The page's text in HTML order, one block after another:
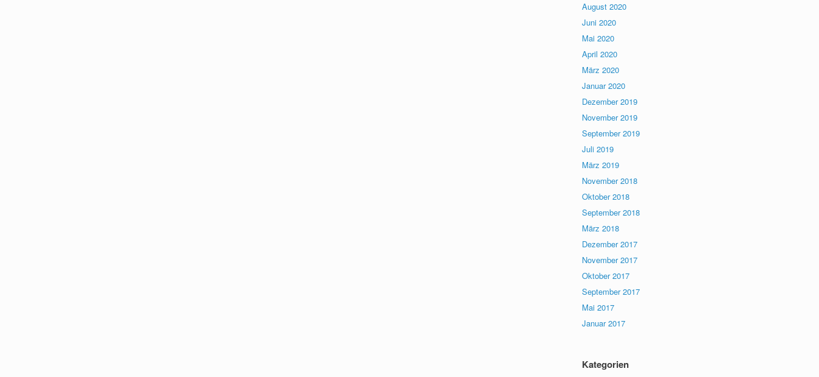
August 2020
Juni 2020
Mai 2020
April 2020
März 2020
Januar 2020
Dezember 2019
November 2019
September 2019
Juli 2019
März 2019
November 2018
Oktober 2018
September 2018
März 2018
Dezember 2017
November 2017
Oktober 2017
September 2017
Mai 2017
Januar 2017
Kategorien